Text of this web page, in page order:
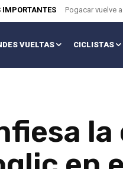
IMPORTANTES Pogacar vuelve
VUELTAS CICLISTAS